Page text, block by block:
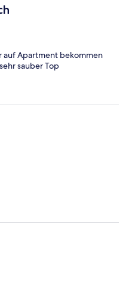
auf Apartment bekommen
sauber Top